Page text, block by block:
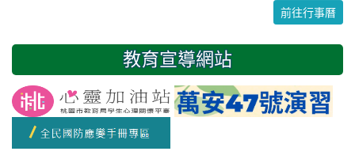
2 3
友善校園週
開學日
前往行事曆
教育宣導網站